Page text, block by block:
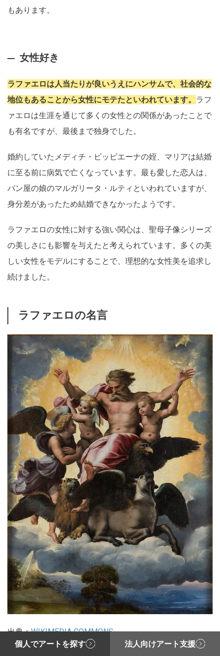
もあります。
女性好き
ラファエロは人当たりが良いうえにハンサムで、社会的な
地位もあることから女性にモテたといわれています。 ラフ
ァエロは生涯を通じて多くの女性との関係があったことで
も有名ですが、最後まで独身でした。
婚約していたメディチ・ビッビエーナの姪、マリアは結婚
に至る前に病気で亡くなっています。最も愛した恋人は、
パン屋の娘のマルガリータ・ルティといわれていますが、
身分差があったため結婚できなかったようです。
ラファエロの女性に対する強い関心は、聖母子像シリーズ
の美しさにも影響を与えたと考えられています。多くの美
しい女性をモデルにすることで、理想的な女性美を追求し
続けました。
ラファエロの名言
出典：WIKIMEDIA COMMONS
個人でアートを探す 法人向けアート支援